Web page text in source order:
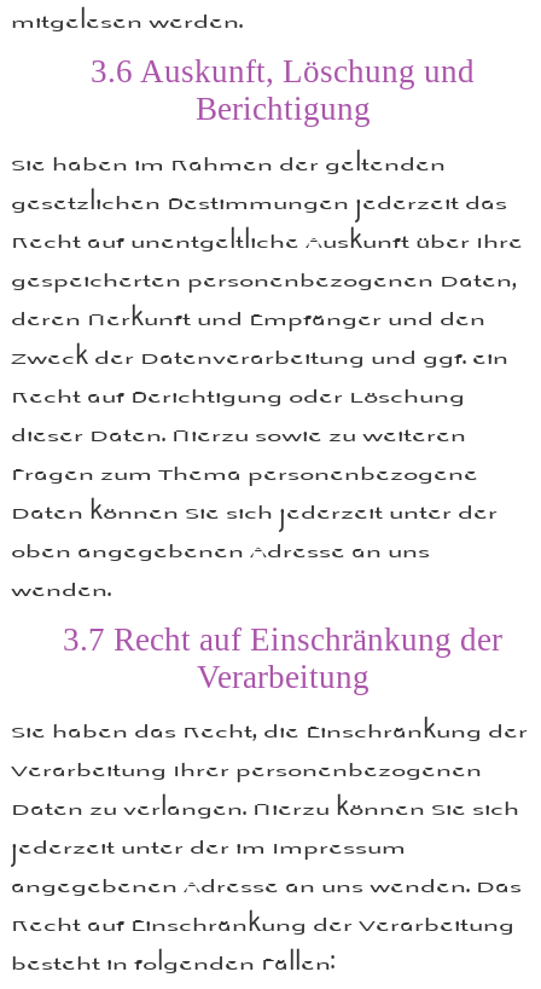
mitgelesen werden.
3.6Auskunft, Löschung und
Berichtigung
Sie haben im Rahmen der geltenden
gesetzlichen Bestimmungen jederzeit das
Recht auf unentgeltliche Auskunft über Ihre
gespeicherten personenbezogenen Daten,
deren Herkunft und Empfänger und den
Zweck der Datenverarbeitung und ggf. ein
Recht auf Berichtigung oder Löschung
dieser Daten. Hierzu sowie zu weiteren
Fragen zum Thema personenbezogene
Daten können Sie sich jederzeit unter der
oben angegebenen Adresse an uns
wenden.
3.7Recht auf Einschränkung der
Verarbeitung
Sie haben das Recht, die Einschränkung der
Verarbeitung Ihrer personenbezogenen
Daten zu verlangen. Hierzu können Sie sich
jederzeit unter der im Impressum
angegebenen Adresse an uns wenden. Das
Recht auf Einschränkung der Verarbeitung
besteht in folgenden Fällen: